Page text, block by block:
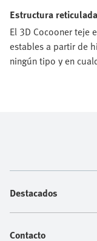
Estructura
El 3D Cocooner teje
estables a partir de
ningún tipo y en
Destacados
Contacto